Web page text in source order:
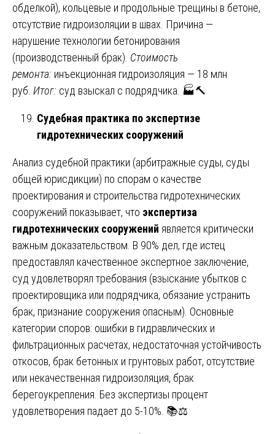
обделкой), кольцевые и продольные трещины в бетоне,
отсутствие гидроизоляции в швах. Причина —
нарушение технологии бетонирования
(производственный брак). Стоимость
ремонта: инъекционная гидроизоляция — 18 млн
руб. Итог: суд взыскал с подрядчика. 🏭🔨
Судебная практика по экспертизе
гидротехнических сооружений
Анализ судебной практики (арбитражные суды, суды
общей юрисдикции) по спорам о качестве
проектирования и строительства гидротехнических
сооружений показывает, что экспертиза
гидротехнических сооружений является критически
важным доказательством. В 90% дел, где истец
предоставлял качественное экспертное заключение,
суд удовлетворял требования (взыскание убытков с
проектировщика или подрядчика, обязание устранить
брак, признание сооружения опасным). Основные
категории споров: ошибки в гидравлических и
фильтрационных расчетах, недостаточная устойчивость
откосов, брак бетонных и грунтовых работ, отсутствие
или некачественная гидроизоляция, брак
берегоукрепления. Без экспертизы процент
удовлетворения падает до 5-10%. 📚⚖️